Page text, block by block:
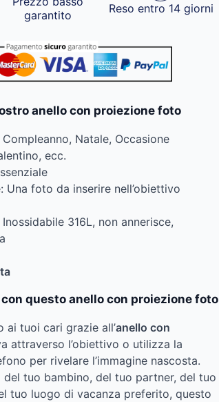
garantito
Reso entro 14 giorni
anello con proiezione foto
Natale, Occasione
ecc.
Una foto da inserire nell’obiettivo
316L, non annerisce,
questo anello con proiezione foto
tuoi cari grazie all’anello con
attraverso l’obiettivo o utilizza la
per rivelare l’immagine nascosta.
tuo bambino, del tuo partner, del tuo
tuo luogo di vacanza preferito, questo